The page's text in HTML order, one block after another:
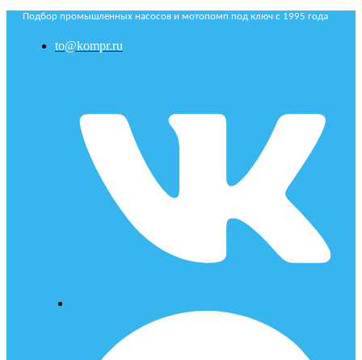
Подбор промышленных насосов и мотопомп под ключ с 1995 года
to@kompr.ru